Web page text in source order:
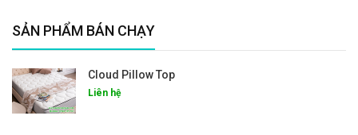
SẢN PHẨM BÁN CHẠY
Cloud Pillow Top
Liên hệ